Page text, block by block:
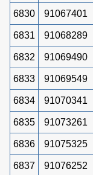
6830 91067401
6831 91068289
6832 91069490
6833 91069549
6834 91070341
6835 91073261
6836 91075325
6837 91076252